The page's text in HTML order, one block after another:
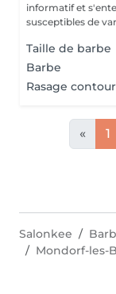
informatif et
susceptibles de
Taille de barbe
Barbe
Rasage
« 1
Salonkee
Mondorf-les-